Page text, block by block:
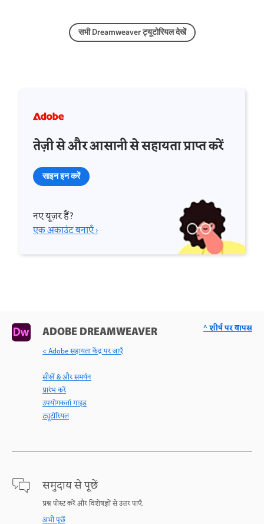
सभी Dreamweaver ट्यूटोरियल देखें
तेज़ी से और आसानी से सहायता प्राप्त करें
साइन इन करें
नए यूज़र हैं?
एक अकाउंट बनाएँ ›
ADOBE DREAMWEAVER
< Adobe सहायता केंद्र पर जाएँ
सीखें & और समर्थन
प्रारंभ करें
उपयोगकर्ता गाइड
ट्यूटोरियल
समुदाय से पूछें
प्रश्न पोस्ट करें और विशेषज्ञों से उत्तर पाएँ.
अभी पूछें
^ शीर्ष पर वापस